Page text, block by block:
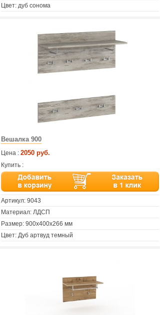
Цвет: дуб сонома
Вешалка 900
Цена : 2050 руб.
Купить :
Артикул: 9043
Материал: ЛДСП
Размер: 900х400х266 мм
Цвет: Дуб артвуд темный